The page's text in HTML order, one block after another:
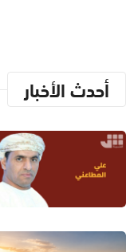
أحدث الأخبار